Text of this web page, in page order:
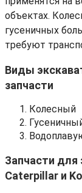
объектах.
гусеничных
требуют
Виды
запчасти
Колесный
Запчасти для
Caterpillar и